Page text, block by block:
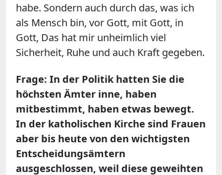
habe. Sondern auch durch das, was ich
als Mensch bin, vor Gott, mit Gott, in
Gott, Das hat mir unheimlich viel
Sicherheit, Ruhe und auch Kraft gegeben.
Frage: In der Politik hatten Sie die
höchsten Ämter inne, haben
mitbestimmt, haben etwas bewegt.
In der katholischen Kirche sind Frauen
aber bis heute von den wichtigsten
Entscheidungsämtern
ausgeschlossen, weil diese geweihten